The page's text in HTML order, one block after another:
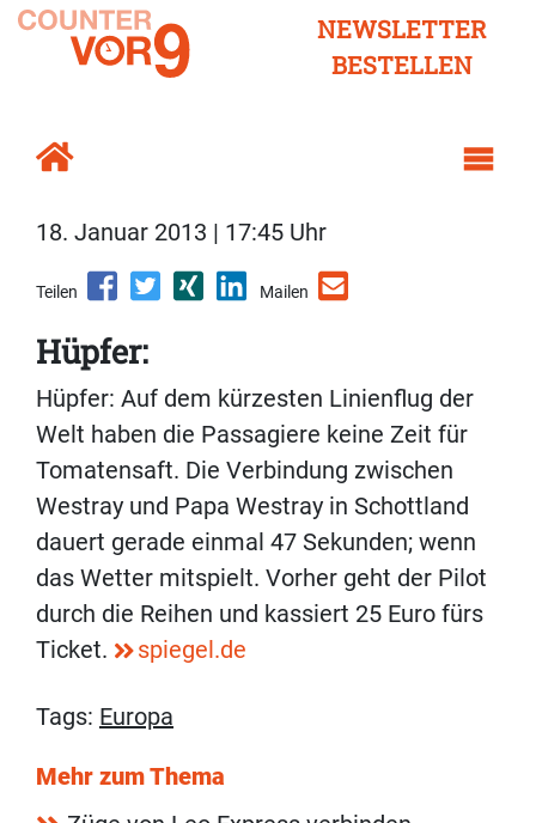
NEWSLETTER
BESTELLEN
18. Januar 2013 | 17:45 Uhr
Teilen Mailen
Hüpfer:
Hüpfer: Auf dem kürzesten Linienflug der
Welt haben die Passagiere keine Zeit für
Tomatensaft. Die Verbindung zwischen
Westray und Papa Westray in Schottland
dauert gerade einmal 47 Sekunden; wenn
das Wetter mitspielt. Vorher geht der Pilot
durch die Reihen und kassiert 25 Euro fürs
Ticket.
spiegel.de
Tags: Europa
Mehr zum Thema